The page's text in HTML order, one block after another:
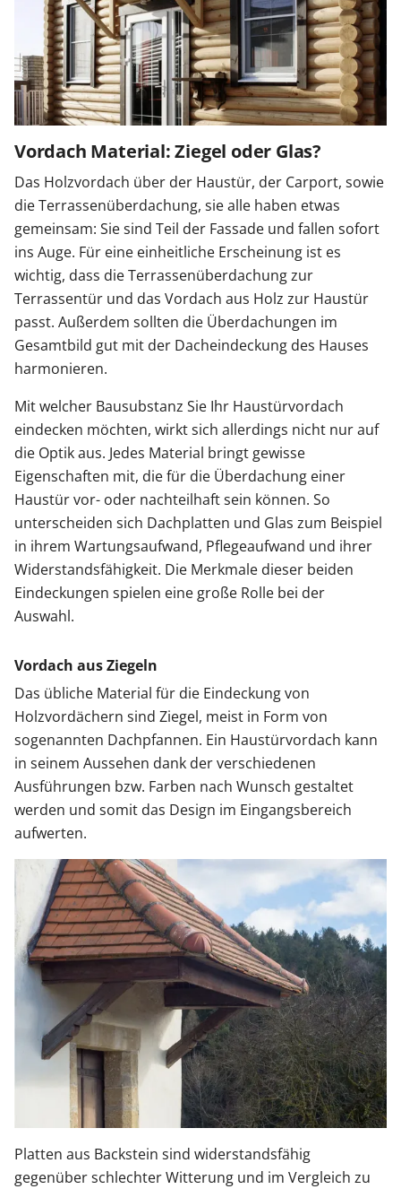
Vordach Material: Ziegel oder Glas?
Das Holzvordach über der Haustür, der Carport, sowie
die Terrassenüberdachung, sie alle haben etwas
gemeinsam: Sie sind Teil der Fassade und fallen sofort
ins Auge. Für eine einheitliche Erscheinung ist es
wichtig, dass die Terrassenüberdachung zur
Terrassentür und das Vordach aus Holz zur Haustür
passt. Außerdem sollten die Überdachungen im
Gesamtbild gut mit der Dacheindeckung des Hauses
harmonieren.
Mit welcher Bausubstanz Sie Ihr Haustürvordach
eindecken möchten, wirkt sich allerdings nicht nur auf
die Optik aus. Jedes Material bringt gewisse
Eigenschaften mit, die für die Überdachung einer
Haustür vor- oder nachteilhaft sein können. So
unterscheiden sich Dachplatten und Glas zum Beispiel
in ihrem Wartungsaufwand, Pflegeaufwand und ihrer
Widerstandsfähigkeit. Die Merkmale dieser beiden
Eindeckungen spielen eine große Rolle bei der
Auswahl.
Vordach aus Ziegeln
Das übliche Material für die Eindeckung von
Holzvordächern sind Ziegel, meist in Form von
sogenannten Dachpfannen. Ein Haustürvordach kann
in seinem Aussehen dank der verschiedenen
Ausführungen bzw. Farben nach Wunsch gestaltet
werden und somit das Design im Eingangsbereich
aufwerten.
Platten aus Backstein sind widerstandsfähig
gegenüber schlechter Witterung und im Vergleich zu